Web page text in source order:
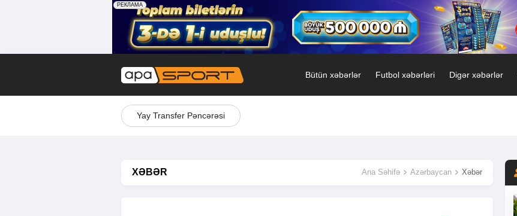
Bütün xəbərlər Futbol xəbərləri Digər xəbərlər
Yay Transfer Pəncərəsi
XƏBƏR Ana Səhifə Azərbaycan Xəbər